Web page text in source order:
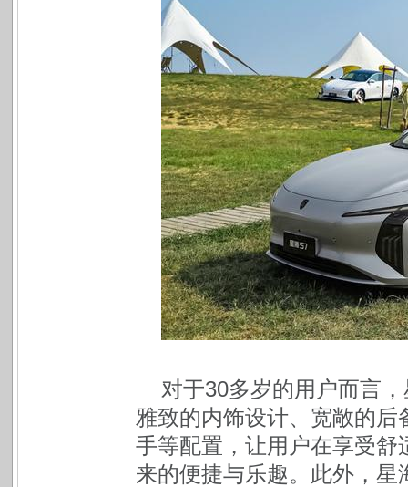
对于30多岁的用户而言
雅致的内饰设计、宽敞的
手等配置，让用户在享受
来的便捷与乐趣。此外，